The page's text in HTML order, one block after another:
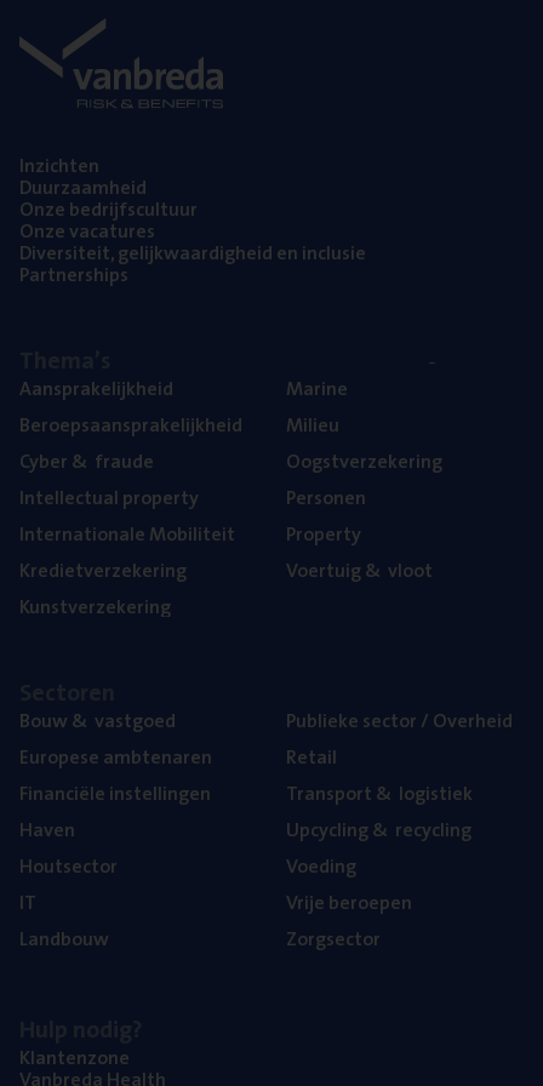
Inzich­ten
Duur­zaam­heid
Onze bedrijfs­cul­tuur
Onze vaca­tu­res
Diver­si­teit, gelijk­waar­dig­heid en inclusie
Part­ner­ships
Aan­spra­ke­lijk­heid
Beroeps­aan­spra­ke­lijk­heid
Cyber& fraude
Intel­lec­tu­al property
Inter­na­ti­o­na­le Mobiliteit
Kre­diet­ver­ze­ke­ring
Kunst­ver­ze­ke­ring
Mari­ne
Mili­eu
Oogst­ver­ze­ke­ring
Per­so­nen
Pro­per­ty
Voer­tuig& vloot
Bouw& vastgoed
Euro­pe­se ambtenaren
Finan­ci­ë­le instellingen
Haven
Hout­sec­tor
IT
Land­bouw
Publie­ke sec­tor / Overheid
Retail
Trans­port& logistiek
Upcy­cling& recycling
Voe­ding
Vrije beroe­pen
Zorg­sec­tor
Klan­ten­zo­ne
Van­b­re­da Health